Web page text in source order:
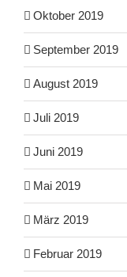
Oktober 2019
September 2019
August 2019
Juli 2019
Juni 2019
Mai 2019
März 2019
Februar 2019